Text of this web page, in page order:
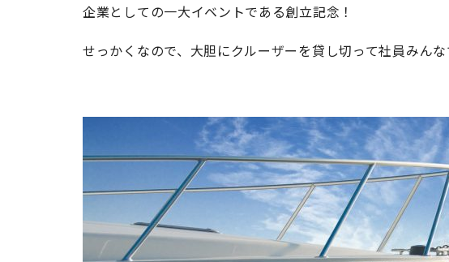
企業としての一大イベントである創立記念！
せっかくなので、大胆にクルーザーを貸し切って社員みん